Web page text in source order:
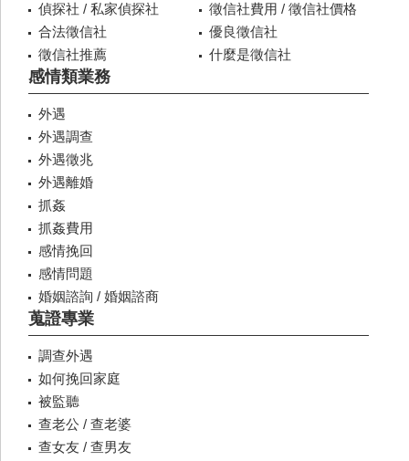
偵探社 / 私家偵探社
徵信社費用 / 徵信社價格
合法徵信社
優良徵信社
徵信社推薦
什麼是徵信社
感情類業務
外遇
外遇調查
外遇徵兆
外遇離婚
抓姦
抓姦費用
感情挽回
感情問題
婚姻諮詢 / 婚姻諮商
蒐證專業
調查外遇
如何挽回家庭
被監聽
查老公 / 查老婆
查女友 / 查男友